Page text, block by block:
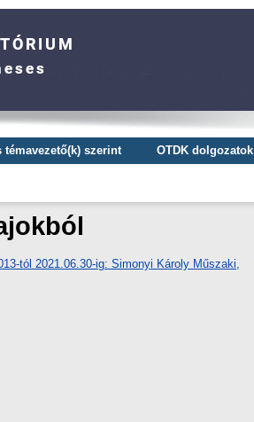
témavezető(k) szerint
OTDK dolgozatok
tól 2021.06.30-ig: Simonyi Károly Műszaki,